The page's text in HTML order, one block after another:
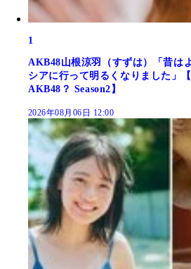
1
AKB48山根涼羽（すずは）「昔は
シアに行って明るくなりました」
AKB48？ Season2】
2026年08月06日 12:00